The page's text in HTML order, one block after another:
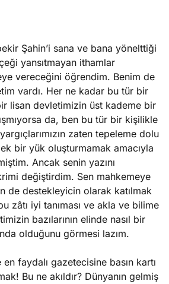
Şahin’i sana ve bana yönelttiği
yansıtmayan ithamlar
vereceğini öğrendim. Benim de
vardı. Her ne kadar bu tür bir
lisan devletimizin üst kademe bir
da, ben bu tür bir kişilikle
zaten tepeleme dolu
bir yük oluşturmamak amacıyla
Ancak senin yazını
değiştirdim. Sen mahkemeye
de destekleyicin olarak katılmak
zâtı iyi tanıması ve akla ve bilime
bazılarının elinde nasıl bir
olduğunu görmesi lazım.
faydalı gazetecisine basın kartı
Bu ne akıldır? Dünyanın gelmiş